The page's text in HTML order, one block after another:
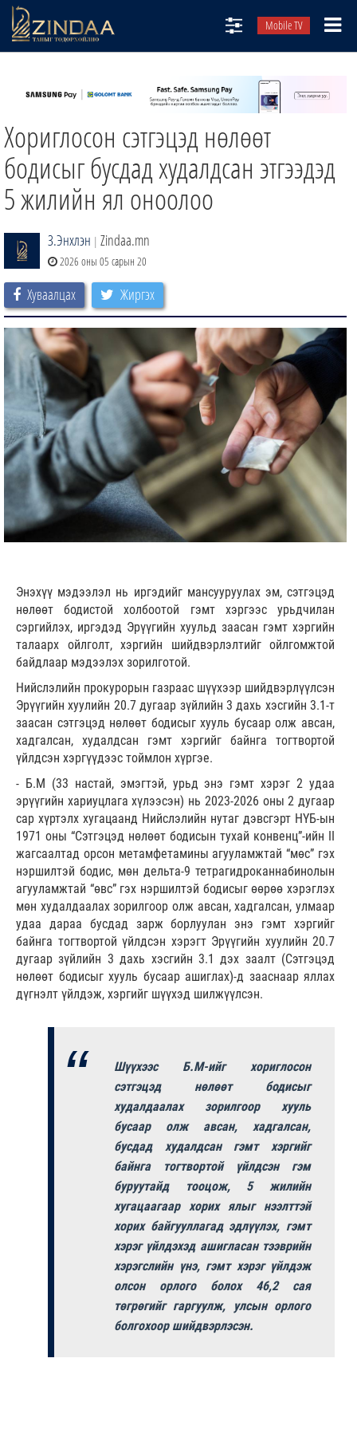
Mobile TV
ТВ8
ӨГЛӨӨНИЙ СОНИН
АУДИО ЗОХИОЛ
ЗИНДАА СЭТГҮҮЛ
Хориглосон сэтгэцэд нөлөөт
бодисыг бусдад худалдсан этгээдэд
5 жилийн ял оноолоо
З.Энхлэн | Zindaa.mn
2026 оны 05 сарын 20
Хуваалцах Жиргэх
Энэхүү мэдээлэл нь иргэдийг мансууруулах эм, сэтгэцэд
нөлөөт бодистой холбоотой гэмт хэргээс урьдчилан
сэргийлэх, иргэдэд Эрүүгийн хуульд заасан гэмт хэргийн
талаарх ойлголт, хэргийн шийдвэрлэлтийг ойлгомжтой
байдлаар мэдээлэх зорилготой.
Нийслэлийн прокурорын газраас шүүхээр шийдвэрлүүлсэн
Эрүүгийн хуулийн 20.7 дугаар зүйлийн 3 дахь хэсгийн 3.1-т
заасан сэтгэцэд нөлөөт бодисыг хууль бусаар олж авсан,
хадгалсан, худалдсан гэмт хэргийг байнга тогтвортой
үйлдсэн хэргүүдээс тоймлон хүргэе.
- Б.М (33 настай, эмэгтэй, урьд энэ гэмт хэрэг 2 удаа
эрүүгийн хариуцлага хүлээсэн) нь 2023-2026 оны 2 дугаар
сар хүртэлх хугацаанд Нийслэлийн нутаг дэвсгэрт НҮБ-ын
1971 оны “Сэтгэцэд нөлөөт бодисын тухай конвенц”-ийн II
жагсаалтад орсон метамфетамины агууламжтай “мөс” гэх
нэршилтэй бодис, мөн дельта-9 тетрагидроканнабинолын
агууламжтай “өвс” гэх нэршилтэй бодисыг өөрөө хэрэглэх
мөн худалдаалах зорилгоор олж авсан, хадгалсан, улмаар
удаа дараа бусдад зарж борлуулан энэ гэмт хэргийг
байнга тогтвортой үйлдсэн хэрэгт Эрүүгийн хуулийн 20.7
дугаар зүйлийн 3 дахь хэсгийн 3.1 дэх заалт (Сэтгэцэд
нөлөөт бодисыг хууль бусаар ашиглах)-д зааснаар яллах
дүгнэлт үйлдэж, хэргийг шүүхэд шилжүүлсэн.
Шүүхээс Б.М-ийг хориглосон
сэтгэцэд нөлөөт бодисыг
худалдаалах зорилгоор хууль
бусаар олж авсан, хадгалсан,
бусдад худалдсан гэмт хэргийг
байнга тогтвортой үйлдсэн гэм
буруутайд тооцож, 5 жилийн
хугацаагаар хорих ялыг нээлттэй
хорих байгууллагад эдлүүлэх, гэмт
хэрэг үйлдэхэд ашигласан тээврийн
хэрэгслийн үнэ, гэмт хэрэг үйлдэж
олсон орлого болох 46,2 сая
төгрөгийг гаргуулж, улсын орлого
болгохоор шийдвэрлэсэн.